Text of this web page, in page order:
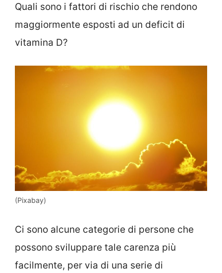
Quali sono i fattori di rischio che rendono
maggiormente esposti ad un deficit di
vitamina D?
(Pixabay)
Ci sono alcune categorie di persone che
possono sviluppare tale carenza più
facilmente, per via di una serie di